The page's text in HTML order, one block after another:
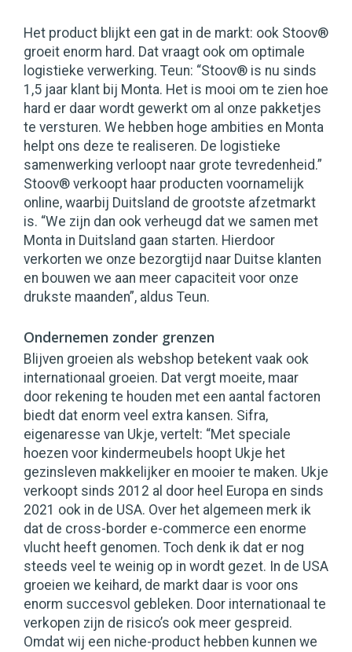
Het product blijkt een gat in de markt: ook Stoov®
groeit enorm hard. Dat vraagt ook om optimale
logistieke verwerking. Teun: “Stoov® is nu sinds
1,5 jaar klant bij Monta. Het is mooi om te zien hoe
hard er daar wordt gewerkt om al onze pakketjes
te versturen. We hebben hoge ambities en Monta
helpt ons deze te realiseren. De logistieke
samenwerking verloopt naar grote tevredenheid.”
Stoov® verkoopt haar producten voornamelijk
online, waarbij Duitsland de grootste afzetmarkt
is. “We zijn dan ook verheugd dat we samen met
Monta in Duitsland gaan starten. Hierdoor
verkorten we onze bezorgtijd naar Duitse klanten
en bouwen we aan meer capaciteit voor onze
drukste maanden”, aldus Teun.
Ondernemen zonder grenzen
Blijven groeien als webshop betekent vaak ook
internationaal groeien. Dat vergt moeite, maar
door rekening te houden met een aantal factoren
biedt dat enorm veel extra kansen. Sifra,
eigenaresse van Ukje, vertelt: “Met speciale
hoezen voor kindermeubels hoopt Ukje het
gezinsleven makkelijker en mooier te maken. Ukje
verkoopt sinds 2012 al door heel Europa en sinds
2021 ook in de USA. Over het algemeen merk ik
dat de cross-border e-commerce een enorme
vlucht heeft genomen. Toch denk ik dat er nog
steeds veel te weinig op in wordt gezet. In de USA
groeien we keihard, de markt daar is voor ons
enorm succesvol gebleken. Door internationaal te
verkopen zijn de risico’s ook meer gespreid.
Omdat wij een niche-product hebben kunnen we